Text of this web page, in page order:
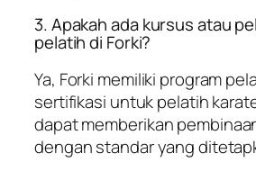
3. Apakah ada kursus atau
pelatih di Forki?
Ya, Forki memiliki program
sertifikasi untuk pelatih
dapat memberikan
dengan standar yang